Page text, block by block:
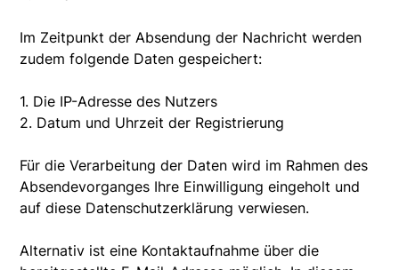
Im Zeitpunkt der Absendung der Nachricht werden
zudem folgende Daten gespeichert:
1. Die IP-Adresse des Nutzers
2. Datum und Uhrzeit der Registrierung
Für die Verarbeitung der Daten wird im Rahmen des
Absendevorganges Ihre Einwilligung eingeholt und
auf diese Datenschutzerklärung verwiesen.
Alternativ ist eine Kontaktaufnahme über die